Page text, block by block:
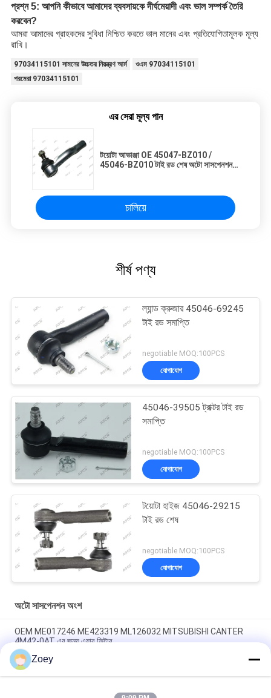
প্রশ্ন 5: আপনি কীভাবে আমাদের ব্যবসায়কে দীর্ঘমেয়াদী এবং ভাল সম্পর্ক তৈরি
করবেন?
আমরা আমাদের গ্রাহকদের সুবিধা নিশ্চিত করতে ভাল মানের এবং প্রতিযোগিতামূলক মূল্য
রাখি।
97034115101 সামনের উচ্চতর নিয়ন্ত্রণ আর্ম
ওএম 97034115101
পরমেরা 97034115101
এর সেরা মূল্য পান
টয়োটা আভাঞ্জা OE 45047-BZ010 /
45046-BZ010 টাই রড শেষ অটো সাসপেনশন
চালিয়ে
শীর্ষ পণ্য
ল্যান্ড ক্রুজার 45046-69245
টাই রড সমাপ্তি
negotiable MOQ:100PCS
যোগাযোগ
45046-39505 ট্রাক্টর টাই রড
সমাপ্তি
negotiable MOQ:100PCS
যোগাযোগ
টয়োটা হাইজ 45046-29215
টাই রড শেষ
negotiable MOQ:100PCS
যোগাযোগ
অটো সাসপেনশন অংশ
OEM ME017246 ME423319 ML126032 MITSUBISHI CANTER
4M42-0AT এর জন্য এয়ার ফিল্টার
OEM MB120298 MB120476 MITSUBISHI CANTER 4D31T এর জন্য
বায়ু ফিল্টার
Zoey